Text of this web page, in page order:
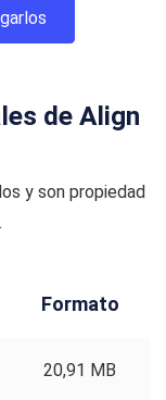
de Align
y son propiedad
Formato
20,91 MB